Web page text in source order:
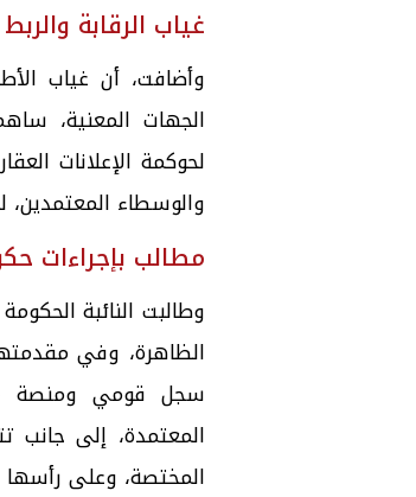
غياب الرقابة
وأضافت، أن غياب
الجهات المعنية،
لحوكمة الإعلانات
والوسطاء
مطالب بإجراءات
وطالبت النائبة
الظاهرة، وفي
سجل قومي ومنصة
المعتمدة، إلى جانب
المختصة، وعلى رأسها